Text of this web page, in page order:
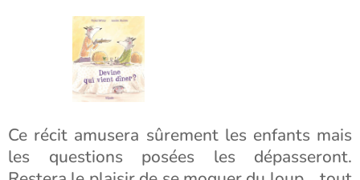
Ce récit amusera sûrement les enfants mais
les questions posées les dépasseront.